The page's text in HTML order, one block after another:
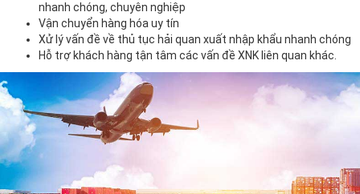
nhanh chóng, chuyên nghiệp
Vận chuyển hàng hóa uy tín
Xử lý vấn đề về thủ tục hải quan xuất nhập khẩu nhanh chóng
Hỗ trợ khách hàng tận tâm các vấn đề XNK liên quan khác.